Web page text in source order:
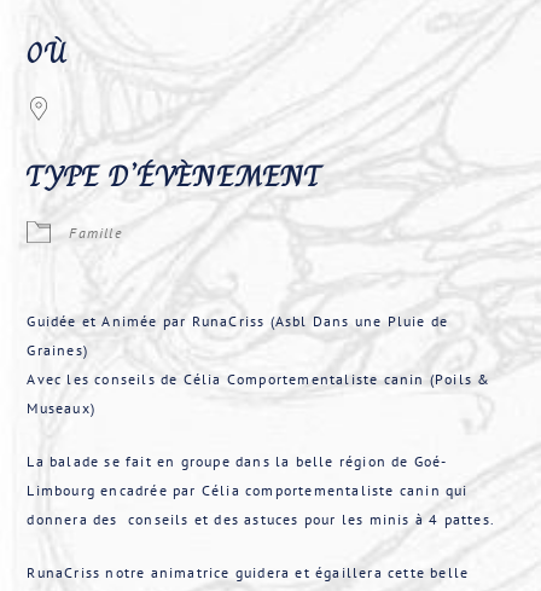
OÙ
TYPE D’ÉVÈNEMENT
Famille
Guidée et Animée par RunaCriss (Asbl Dans une Pluie de
Graines)
Avec les conseils de Célia Comportementaliste canin (Poils &
Museaux)
La balade se fait en groupe dans la belle région de Goé-
Limbourg encadrée par Célia comportementaliste canin qui
donnera des conseils et des astuces pour les minis à 4 pattes.
RunaCriss notre animatrice guidera et égaillera cette belle